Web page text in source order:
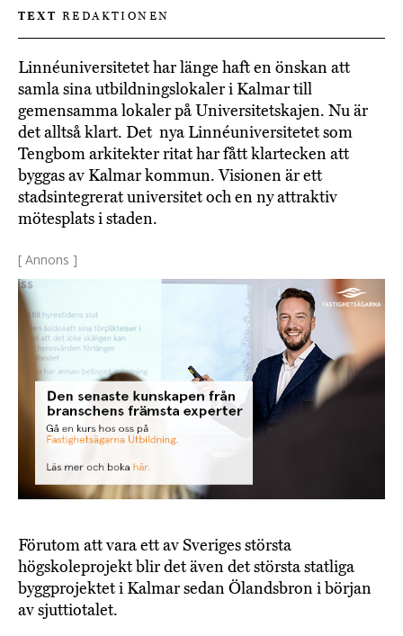
TEXT REDAKTIONEN
Linnéuniversitetet har länge haft en önskan att
samla sina utbildningslokaler i Kalmar till
gemensamma lokaler på Universitetskajen. Nu är
det alltså klart. Det nya Linnéuniversitetet som
Tengbom arkitekter ritat har fått klartecken att
byggas av Kalmar kommun. Visionen är ett
stadsintegrerat universitet och en ny attraktiv
mötesplats i staden.
[ Annons ]
Förutom att vara ett av Sveriges största
högskoleprojekt blir det även det största statliga
byggprojektet i Kalmar sedan Ölandsbron i början
av sjuttiotalet.